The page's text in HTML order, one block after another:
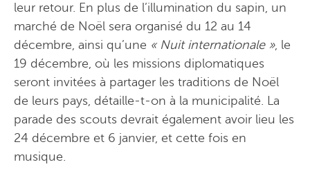
leur retour. En plus de l’illumination du sapin, un
marché de Noël sera organisé du 12 au 14
décembre, ainsi qu’une « Nuit internationale », le
19 décembre, où les missions diplomatiques
seront invitées à partager les traditions de Noël
de leurs pays, détaille-t-on à la municipalité. La
parade des scouts devrait également avoir lieu les
24 décembre et 6 janvier, et cette fois en
musique.